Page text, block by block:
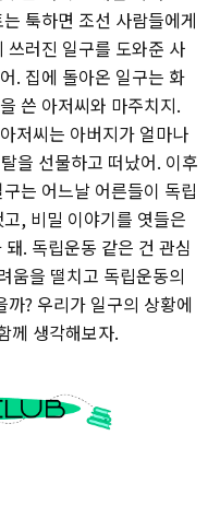
툭하면 조선 사람들에게
쓰러진 일구를 도와준 사
. 집에 돌아온 일구는 화
쓴 아저씨와 마주치지.
저씨는 아버지가 얼마나
을 선물하고 떠났어. 이후
는 어느날 어른들이 독립
, 비밀 이야기를 엿들은
. 독립운동 같은 건 관심
움을 떨치고 독립운동의
? 우리가 일구의 상황에
께 생각해보자.